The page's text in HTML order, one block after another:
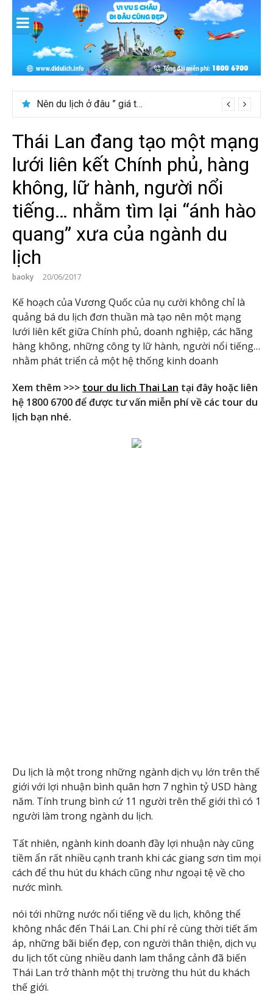
content
Nên du lịch ở đâu ” giá tốt” dịp lễ quốc khánh 2/9
Thái Lan đang tạo một mạng
lưới liên kết Chính phủ, hàng
không, lữ hành, người nổi
tiếng… nhằm tìm lại “ánh hào
quang” xưa của ngành du
lịch
baoky 20/06/2017
Kế hoạch của Vương Quốc của nụ cười không chỉ là
quảng bá du lịch đơn thuần mà tạo nên một mạng
lưới liên kết giữa Chính phủ, doanh nghiệp, các hãng
hàng không, những công ty lữ hành, người nổi tiếng…
nhằm phát triển cả một hệ thống kinh doanh
Xem thêm >>> tour du lich Thai Lan tại đây hoặc liên
hệ 1800 6700 để được tư vấn miễn phí về các tour du
lịch bạn nhé.
Du lịch là một trong những ngành dịch vụ lớn trên thế
giới với lợi nhuận bình quân hơn 7 nghìn tỷ USD hàng
năm. Tính trung bình cứ 11 người trên thế giới thì có 1
người làm trong ngành du lịch.
Tất nhiên, ngành kinh doanh đầy lợi nhuận này cũng
tiềm ẩn rất nhiều cạnh tranh khi các giang sơn tìm mọi
cách để thu hút du khách cũng như ngoại tệ về cho
nước mình.
nói tới những nước nổi tiếng về du lịch, không thể
không nhắc đến Thái Lan. Chi phí rẻ cùng thời tiết ấm
áp, những bãi biển đẹp, con người thân thiện, dịch vụ
du lịch tốt cùng nhiều danh lam thắng cảnh đã biến
Thái Lan trở thành một thị trường thu hút du khách
thế giới.